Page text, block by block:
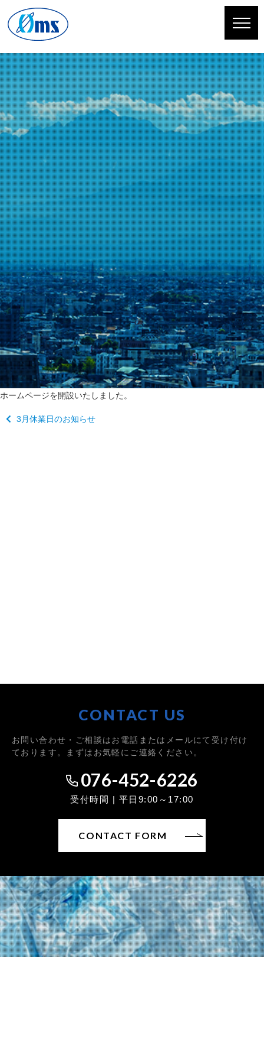
ホームページを開設いたしました。
3月休業日のお知らせ
CONTACT US
お問い合わせ・ご相談はお電話またはメールにて受け付け
ております。まずはお気軽にご連絡ください。
076-452-6226
受付時間 | 平日9:00～17:00
CONTACT FORM